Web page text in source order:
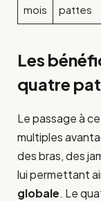
mois
pattes
Les
quatre
Le passage à
multiples
des bras, des
lui permettant
globale. Le